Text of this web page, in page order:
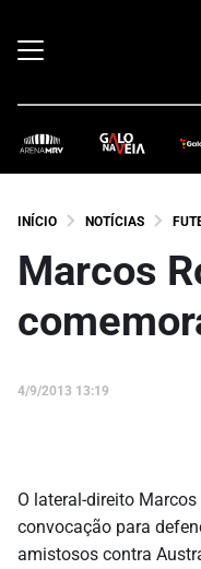
INÍCIO NOTÍCIAS
Marcos
4/9/2013 13:19
O lateral-direito
convocação para
amistosos contra